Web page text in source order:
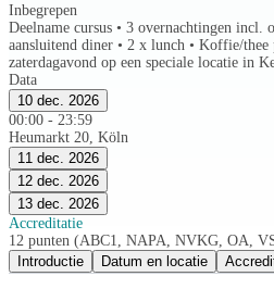
Inbegrepen
Deelname cursus • 3 overnachtingen incl.
aansluitend diner • 2 x lunch • Koffie/
zaterdagavond op een speciale locatie in
Data
10 dec. 2026
00:00 - 23:59
Heumarkt 20, Köln
11 dec. 2026
12 dec. 2026
13 dec. 2026
Accreditatie
12 punten (ABC1, NAPA, NVKG, OA,
Introductie
Datum en locatie